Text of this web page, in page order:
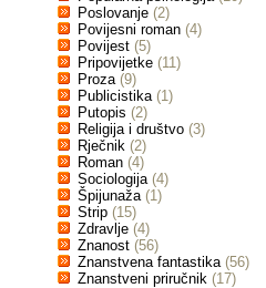
Poslovanje (2)
Povijesni roman (4)
Povijest (5)
Pripovijetke (11)
Proza (9)
Publicistika (1)
Putopis (2)
Religija i društvo (3)
Rječnik (2)
Roman (4)
Sociologija (4)
Špijunaža (1)
Strip (15)
Zdravlje (4)
Znanost (56)
Znanstvena fantastika (56)
Znanstveni priručnik (17)